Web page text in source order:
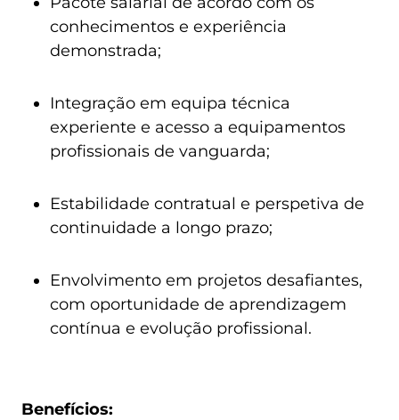
conhecimentos e experiência
demonstrada;
Integração em equipa técnica
experiente e acesso a equipamentos
profissionais de vanguarda;
Estabilidade contratual e perspetiva de
continuidade a longo prazo;
Envolvimento em projetos desafiantes,
com oportunidade de aprendizagem
contínua e evolução profissional.
Benefícios: